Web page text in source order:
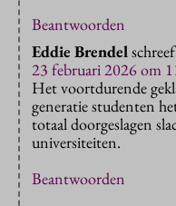
Beantwoorden
Eddie Brendel
23 februari 2026 om
Het voortdurende
generatie studenten
totaal doorgeslagen
universiteiten.
Beantwoorden